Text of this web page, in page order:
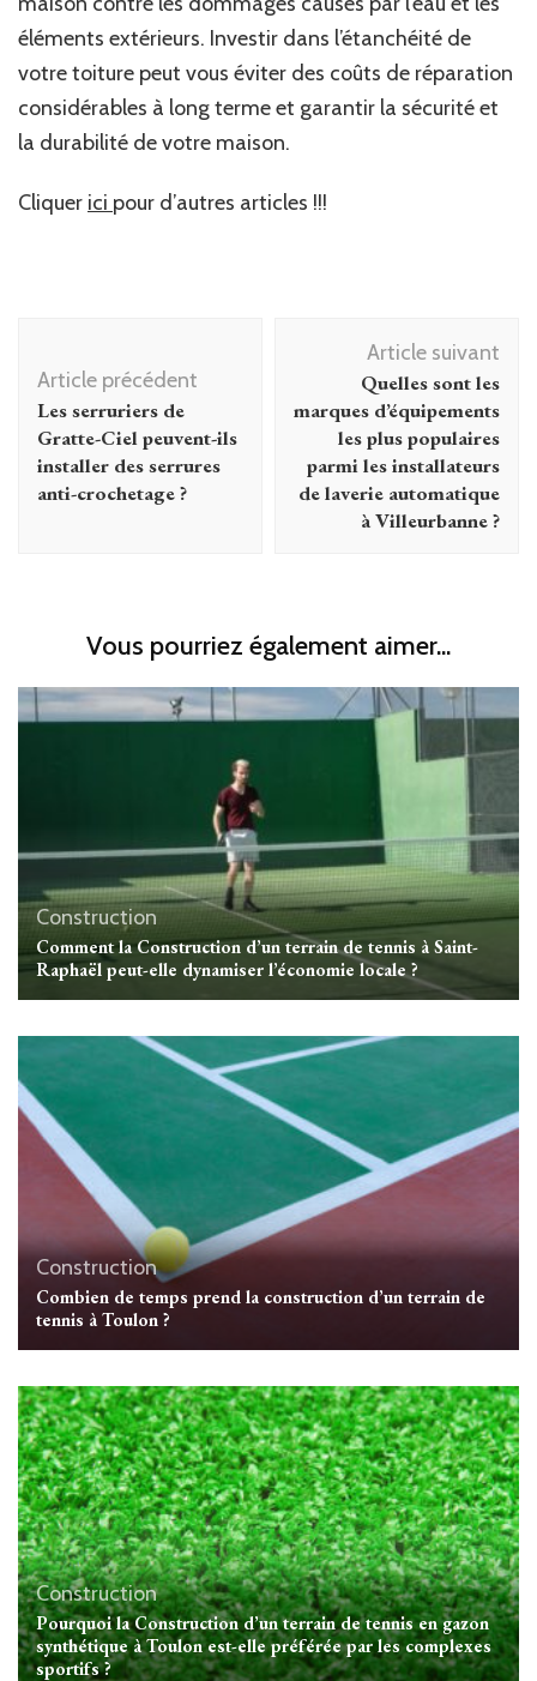
éléments extérieurs. Investir dans l’étanchéité de
votre toiture peut vous éviter des coûts de réparation
considérables à long terme et garantir la sécurité et
la durabilité de votre maison.
Cliquer ici pour d’autres articles !!!
d'article
Article précédent
Les serruriers de
Gratte-Ciel peuvent-ils
installer des serrures
anti-crochetage ?
Article suivant
Quelles sont les
marques d’équipements
les plus populaires
parmi les installateurs
de laverie automatique
à Villeurbanne ?
Vous pourriez également aimer...
Construction
Comment la Construction d’un terrain de tennis à Saint-
Raphaël peut-elle dynamiser l’économie locale ?
Construction
Combien de temps prend la construction d’un terrain de
tennis à Toulon ?
Construction
Pourquoi la Construction d’un terrain de tennis en gazon
synthétique à Toulon est-elle préférée par les complexes
sportifs ?